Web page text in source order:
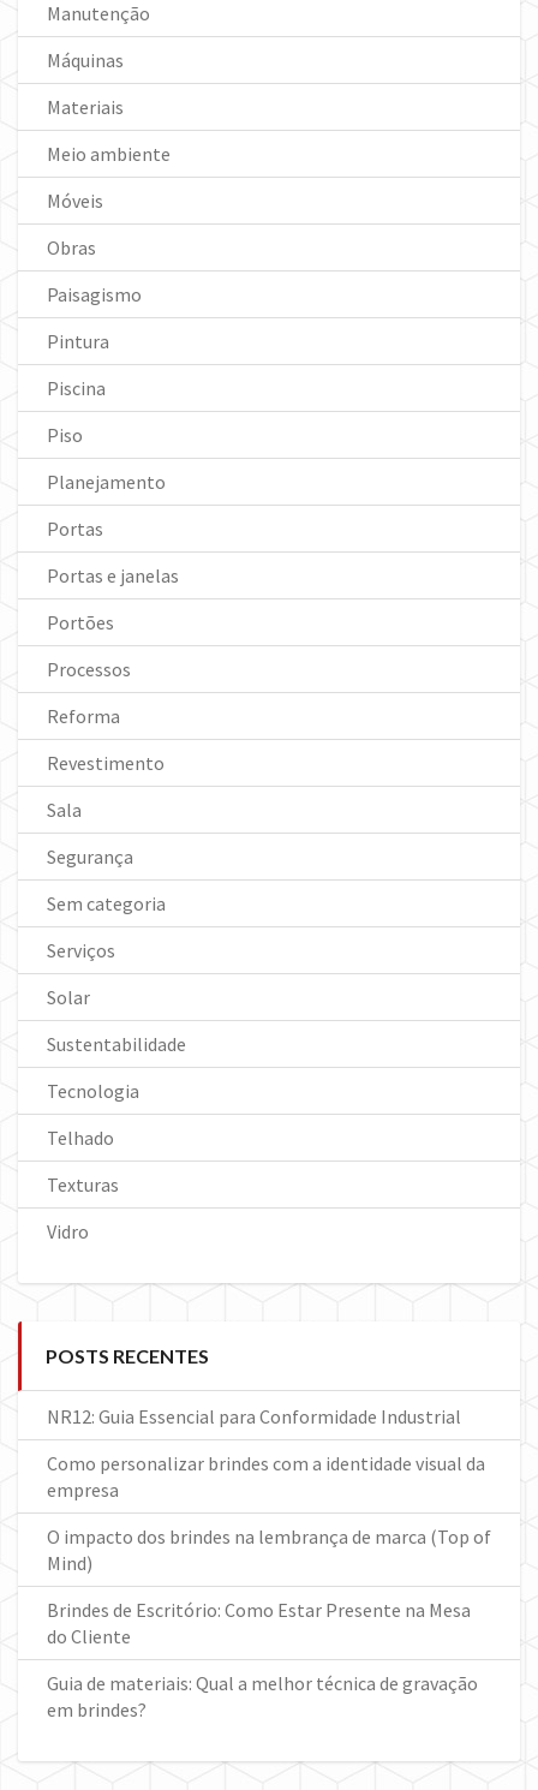
Manutenção
Máquinas
Materiais
Meio ambiente
Móveis
Obras
Paisagismo
Pintura
Piscina
Piso
Planejamento
Portas
Portas e janelas
Portões
Processos
Reforma
Revestimento
Sala
Segurança
Sem categoria
Serviços
Solar
Sustentabilidade
Tecnologia
Telhado
Texturas
Vidro
POSTS RECENTES
NR12: Guia Essencial para Conformidade Industrial
Como personalizar brindes com a identidade visual da
empresa
O impacto dos brindes na lembrança de marca (Top of
Mind)
Brindes de Escritório: Como Estar Presente na Mesa
do Cliente
Guia de materiais: Qual a melhor técnica de gravação
em brindes?